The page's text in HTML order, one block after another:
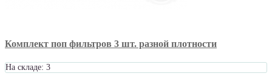
Комплект поп фильтров 3 шт. разной плотности
На складе: 3